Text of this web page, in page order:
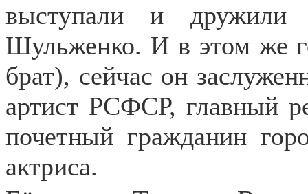
выступали и дружили
Шульженко. И в этом же
брат), сейчас он
артист РСФСР, главный
почетный гражданин
актриса.